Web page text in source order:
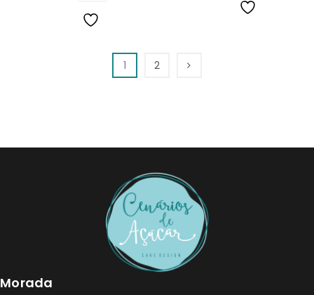
1 2
Morada